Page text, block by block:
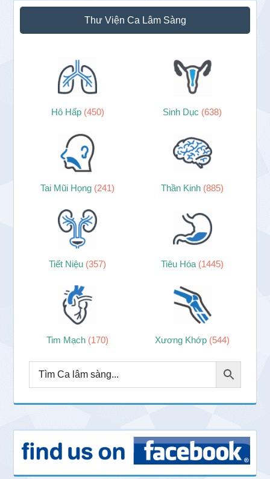
Sidebar
chính
Thư Viện Ca Lâm Sàng
Hô Hấp (450) Sinh Dục (638)
Tai Mũi Họng (241) Thần Kinh (885)
Tiết Niệu (357) Tiêu Hóa (1445)
Tim Mạch (170) Xương Khớp (544)